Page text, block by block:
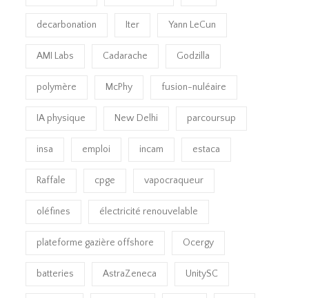
decarbonation Iter Yann LeCun
AMI Labs Cadarache Godzilla
polymère McPhy fusion-nuléaire
IA physique New Delhi parcoursup
insa emploi incam estaca
Raffale cpge vapocraqueur
oléfines électricité renouvelable
plateforme gazière offshore Ocergy
batteries AstraZeneca UnitySC